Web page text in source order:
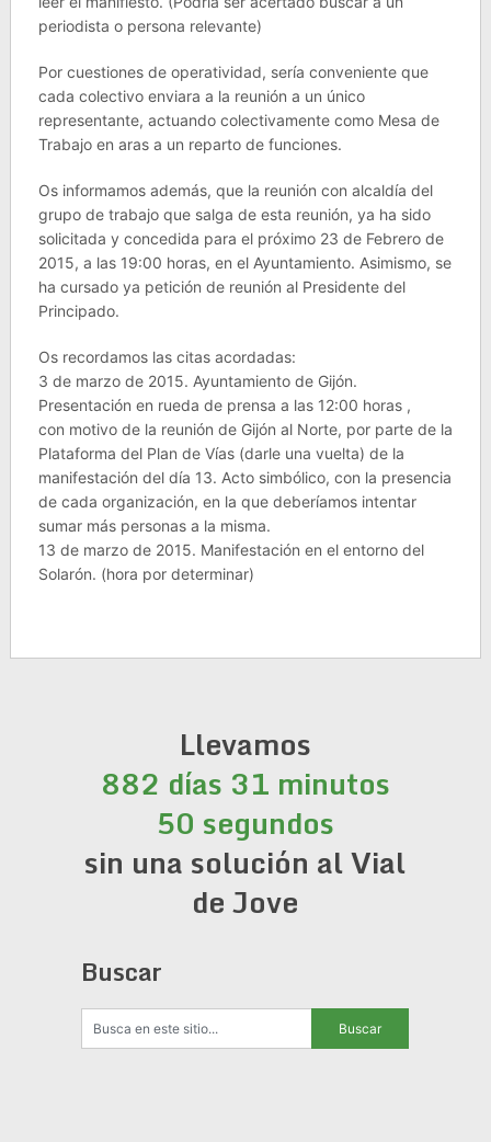
periodista o persona relevante)
Por cuestiones de operatividad, sería conveniente que
cada colectivo enviara a la reunión a un único
representante, actuando colectivamente como Mesa de
Trabajo en aras a un reparto de funciones.
Os informamos además, que la reunión con alcaldía del
grupo de trabajo que salga de esta reunión, ya ha sido
solicitada y concedida para el próximo 23 de Febrero de
2015, a las 19:00 horas, en el Ayuntamiento. Asimismo, se
ha cursado ya petición de reunión al Presidente del
Principado.
Os recordamos las citas acordadas:
3 de marzo de 2015. Ayuntamiento de Gijón.
Presentación en rueda de prensa a las 12:00 horas ,
con motivo de la reunión de Gijón al Norte, por parte de la
Plataforma del Plan de Vías (darle una vuelta) de la
manifestación del día 13. Acto simbólico, con la presencia
de cada organización, en la que deberíamos intentar
sumar más personas a la misma.
13 de marzo de 2015. Manifestación en el entorno del
Solarón. (hora por determinar)
Llevamos
882 días 31 minutos
51 segundos
sin una solución al Vial
de Jove
Buscar